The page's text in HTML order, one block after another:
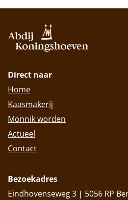
Direct naar
Home
Kaasmakerij
Monnik worden
Actueel
Contact
Bezoekadres
Eindhovenseweg 3 | 5056 RP